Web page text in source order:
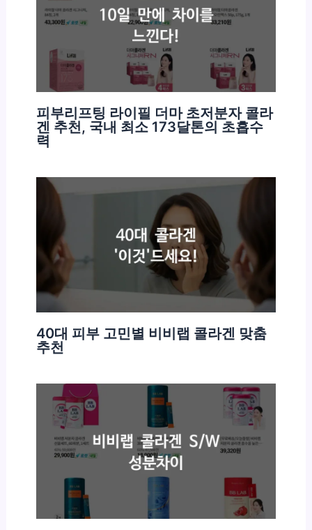
피부리프팅 라이필 더마 초저분자 콜라
겐 추천, 국내 최소 173달톤의 초흡수
력
40대 피부 고민별 비비랩 콜라겐 맞춤
추천